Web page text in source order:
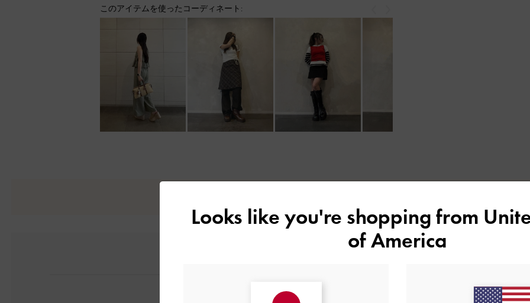
このアイテムを使ったコーディネート:
Looks like you're shopping from
of America